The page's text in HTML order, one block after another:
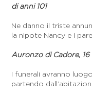
di anni 101
Ne danno il triste
la nipote Nancy e i
Auronzo di Cadore,
I funerali avranno luogo
partendo